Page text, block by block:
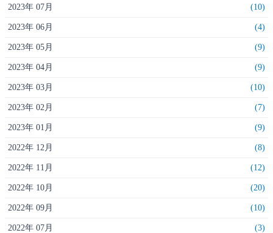
2023年 07月 (10)
2023年 06月 (4)
2023年 05月 (9)
2023年 04月 (9)
2023年 03月 (10)
2023年 02月 (7)
2023年 01月 (9)
2022年 12月 (8)
2022年 11月 (12)
2022年 10月 (20)
2022年 09月 (10)
2022年 07月 (3)